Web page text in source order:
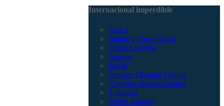
Internacional imperdible
Africa
Egipto y Tierra Santa
Estados unidos
Europa
Japón
Parques Orlando Florida
Cruceros internacionales
Tailandia
Viajes Baratos